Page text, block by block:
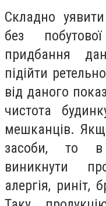
Складно
без
придбання
підійти
від даного
чистота
мешканців.
засоби, то в
виникнути
алергія, риніт,